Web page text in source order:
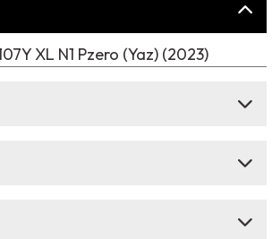
XL N1 Pzero (Yaz) (2023)
ürüne ilk yorumu siz yapın!